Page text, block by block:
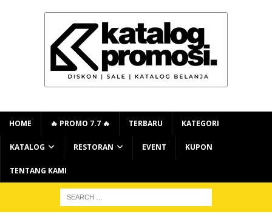
HOME 🔥 PROMO 7.7 🔥 TERBARU KATEGORI
KATALOG RESTORAN EVENT KUPON
TENTANG KAMI